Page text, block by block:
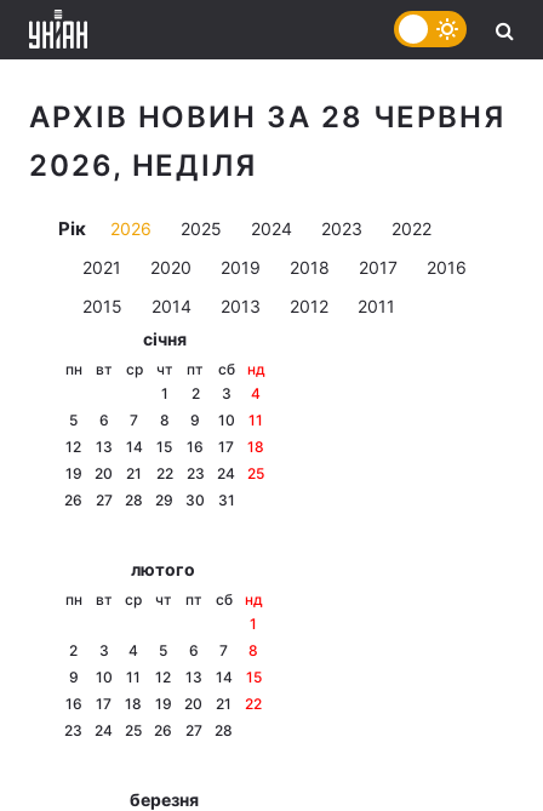
АРХІВ НОВИН ЗА 28 ЧЕРВНЯ
2026, НЕДІЛЯ
Рік 2026 2025 2024 2023
2022
2021
2020 2019 2018 2017
2016
2015
2014 2013 2012
2011
січня
пн вт ср чт пт сб
нд
1
2 3
4
5
6 7 8 9 10
11
12
13 14 15 16 17
18
19
20 21 22 23 24
25
26
27 28 29 30 31
лютого
пн вт ср чт пт сб
нд
1
2
3 4 5 6 7
8
9
10 11 12 13 14
15
16
17 18 19 20 21
22
23
24 25 26 27 28
березня